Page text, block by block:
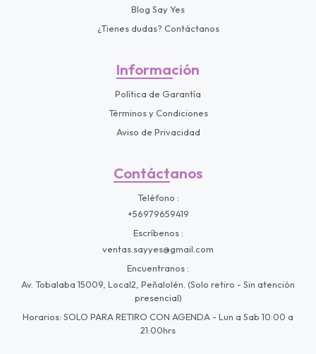
Blog Say Yes
¿Tienes dudas? Contáctanos
Información
Política de Garantía
Términos y Condiciones
Aviso de Privacidad
Contáctanos
Teléfono
+56979659419
Escríbenos
ventas.sayyes@gmail.com
Encuentranos
Av. Tobalaba 15009, Local2, Peñalolén. (Solo retiro - Sin atención
presencial)
Horarios: SOLO PARA RETIRO CON AGENDA - Lun a Sab 10:00 a
21:00hrs